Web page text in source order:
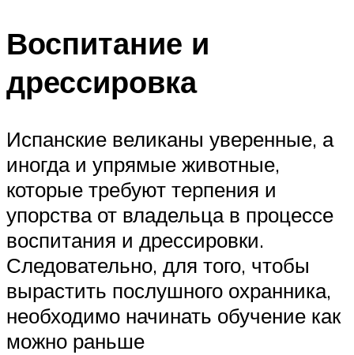
Воспитание и
дрессировка
Испанские великаны уверенные, а
иногда и упрямые животные,
которые требуют терпения и
упорства от владельца в процессе
воспитания и дрессировки.
Следовательно, для того, чтобы
вырастить послушного охранника,
необходимо начинать обучение как
можно раньше